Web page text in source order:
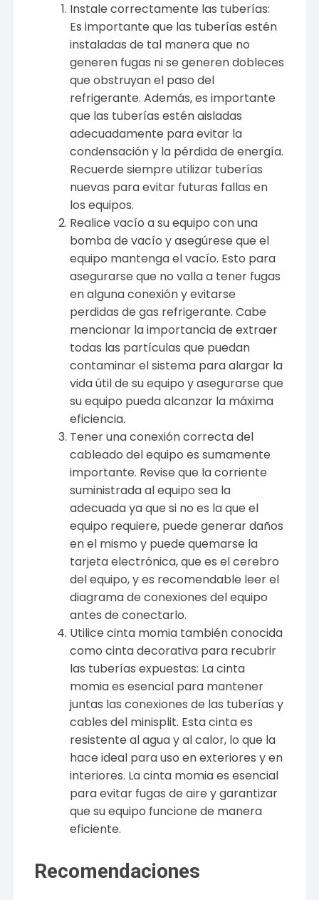
Instale correctamente las tuberías:
Es importante que las tuberías estén
instaladas de tal manera que no
generen fugas ni se generen dobleces
que obstruyan el paso del
refrigerante. Además, es importante
que las tuberías estén aisladas
adecuadamente para evitar la
condensación y la pérdida de energía.
Recuerde siempre utilizar tuberías
nuevas para evitar futuras fallas en
los equipos.
Realice vacío a su equipo con una
bomba de vacío y asegúrese que el
equipo mantenga el vacío. Esto para
asegurarse que no valla a tener fugas
en alguna conexión y evitarse
perdidas de gas refrigerante. Cabe
mencionar la importancia de extraer
todas las partículas que puedan
contaminar el sistema para alargar la
vida útil de su equipo y asegurarse que
su equipo pueda alcanzar la máxima
eficiencia.
Tener una conexión correcta del
cableado del equipo es sumamente
importante. Revise que la corriente
suministrada al equipo sea la
adecuada ya que si no es la que el
equipo requiere, puede generar daños
en el mismo y puede quemarse la
tarjeta electrónica, que es el cerebro
del equipo, y es recomendable leer el
diagrama de conexiones del equipo
antes de conectarlo.
Utilice cinta momia también conocida
como cinta decorativa para recubrir
las tuberías expuestas: La cinta
momia es esencial para mantener
juntas las conexiones de las tuberías y
cables del minisplit. Esta cinta es
resistente al agua y al calor, lo que la
hace ideal para uso en exteriores y en
interiores. La cinta momia es esencial
para evitar fugas de aire y garantizar
que su equipo funcione de manera
eficiente.
Recomendaciones